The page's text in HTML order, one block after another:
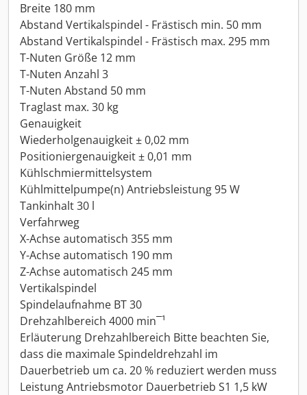
Breite 180 mm
Abstand Vertikalspindel - Frästisch min. 50 mm
Abstand Vertikalspindel - Frästisch max. 295 mm
T-Nuten Größe 12 mm
T-Nuten Anzahl 3
T-Nuten Abstand 50 mm
Traglast max. 30 kg
Genauigkeit
Wiederholgenauigkeit ± 0,02 mm
Positioniergenauigkeit ± 0,01 mm
Kühlschmiermittelsystem
Kühlmittelpumpe(n) Antriebsleistung 95 W
Tankinhalt 30 l
Verfahrweg
X-Achse automatisch 355 mm
Y-Achse automatisch 190 mm
Z-Achse automatisch 245 mm
Vertikalspindel
Spindelaufnahme BT 30
Drehzahlbereich 4000 min¯¹
Erläuterung Drehzahlbereich Bitte beachten Sie,
dass die maximale Spindeldrehzahl im
Dauerbetrieb um ca. 20 % reduziert werden muss
Leistung Antriebsmotor Dauerbetrieb S1 1,5 kW